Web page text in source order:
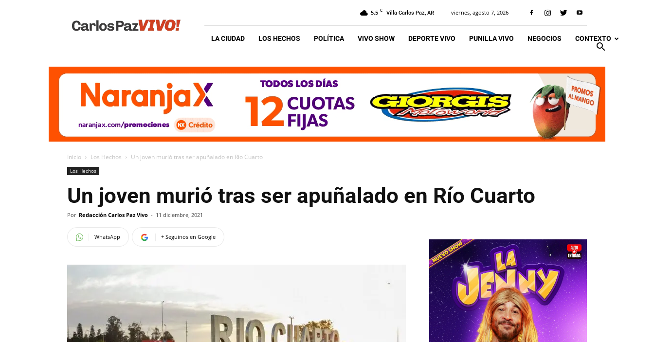
Vivo
5.5 C Villa Carlos Paz, AR viernes, agosto 7, 2026
LA CIUDAD LOS HECHOS POLÍTICA VIVO SHOW DEPORTE VIVO PUNILLA VIVO NEGOCIOS CONTEXTO
Inicio Los Hechos Un joven murió tras ser apuñalado en Río Cuarto
Los Hechos
Un joven murió tras ser apuñalado en Río Cuarto
Por Redacción Carlos Paz Vivo - 11 diciembre, 2021
WhatsApp + Seguinos en Google